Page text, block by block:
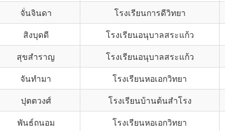
จั่นจินดา โรงเรียนการดีวิทยา
สิงบุดดี โรงเรียนอนุบาลสระแก้ว
สุขสำราญ โรงเรียนอนุบาลสระแก้ว
จันทำมา โรงเรียนหอเอกวิทยา
ปุตตวงศ์ โรงเรียนบ้านต้นสำโรง
พันธ์ถนอม โรงเรียนหอเอกวิทยา